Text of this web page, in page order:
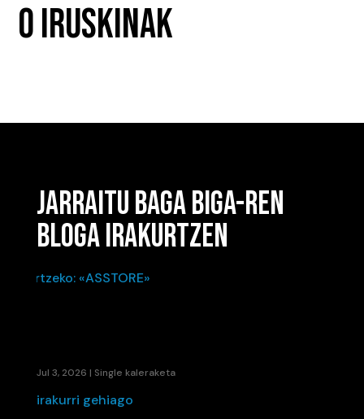
0 IRUSKINAK
JARRAITU BAGA BIGA-REN
BLOGA IRAKURTZEN
Jul 3, 2026 | Single kaleraketa
irakurri gehiago